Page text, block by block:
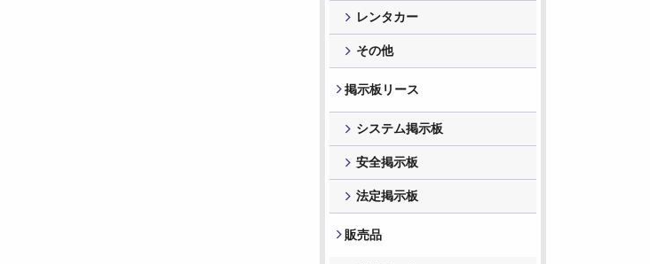
レンタカー
その他
掲⽰板リース
システム掲示板
安全掲示板
法定掲示板
販売品